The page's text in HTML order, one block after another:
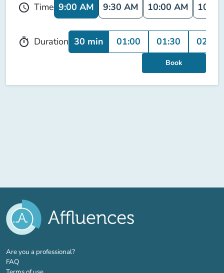
schedule Time 9:00 AM 9:30 AM 10:00 AM
timer Duration 30 min 01:00 01:30 02:00
Book
Are you a professional?(new tab)
FAQ